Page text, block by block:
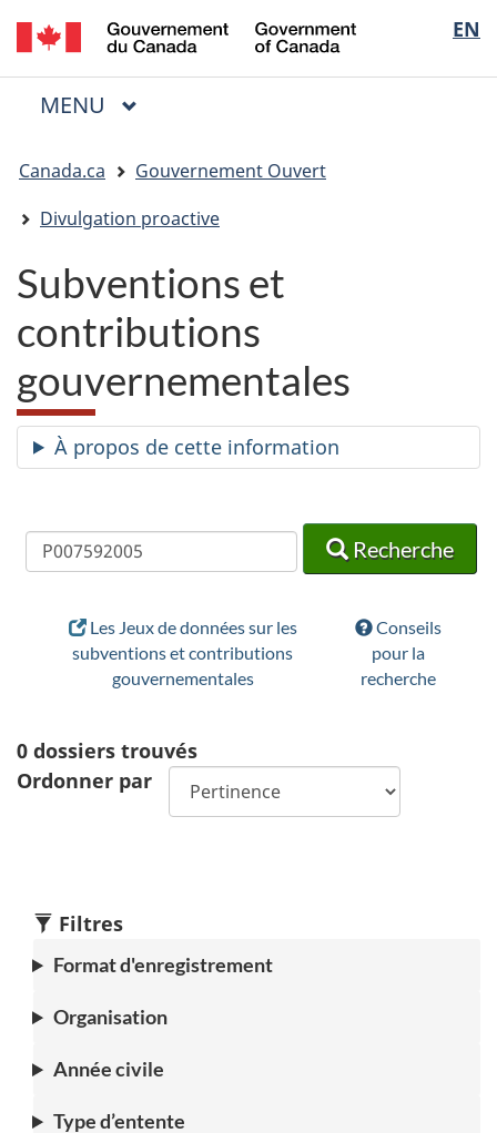
Passer
au
contenu
Passer
à
« Au
Passer
à
la
EN
of
Menu
MENU PRINCIPAL
êtes
ici
Canada.ca
Gouvernement Ouvert
Divulgation proactive
Subventions et
contributions
gouvernementales
À propos de cette information
Recherche
Recherche
Recherche
Les Jeux de données sur les
subventions et contributions
gouvernementales
Conseils
pour la
recherche
0 dossiers trouvés
Ordonner par
Filtres
Format d'enregistrement
Organisation
Année civile
Type d’entente